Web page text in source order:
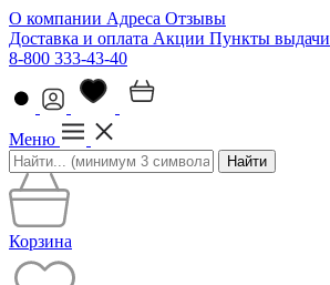
О компании Адреса Отзывы
Доставка и оплата Акции Пункты выдачи
8-800 333-43-40
Меню
Найти
Корзина